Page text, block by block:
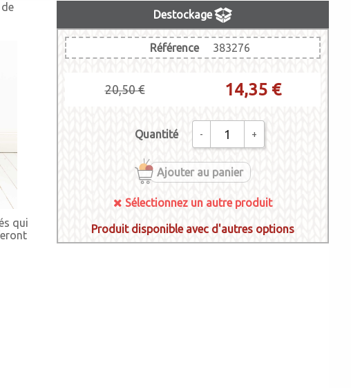
qui
Destockage
Référence 383276
20,50 € 14,35 €
Quantité - +
Ajouter au panier
Sélectionnez un autre produit
Produit disponible avec d'autres options